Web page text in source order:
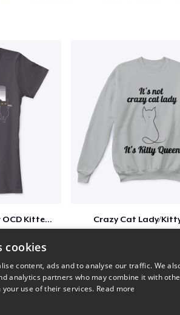
Obsessive Cat Disorder OCD Kittens Lover Crazy Cat Lady/
24,99 $
Premium Tank Top
Women's
26,99 $
cookies
content, ads and to analyse our traffic. We
analytics partners who may combine it with
use of their services. Read more